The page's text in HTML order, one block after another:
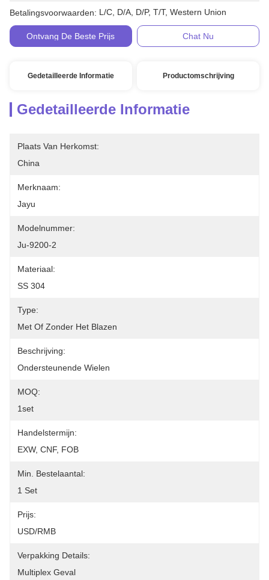
Betalingsvoorwaarden: L/C, D/A, D/P, T/T, Western Union
Ontvang De Beste Prijs Chat Nu
Gedetailleerde Informatie Productomschrijving
Gedetailleerde Informatie
Plaats Van Herkomst:
China
Merknaam:
Jayu
Modelnummer:
Ju-9200-2
Materiaal:
SS 304
Type:
Met Of Zonder Het Blazen
Beschrijving:
Ondersteunende Wielen
MOQ:
1set
Handelstermijn:
EXW, CNF, FOB
Min. Bestelaantal:
1 Set
Prijs:
USD/RMB
Verpakking Details:
Multiplex Geval